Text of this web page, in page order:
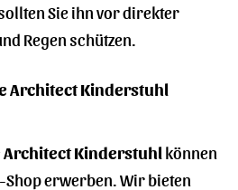
Sie ihn vor direkter
Regen schützen.
Architect Kinderstuhl
Architect Kinderstuhl können
erwerben. Wir bieten